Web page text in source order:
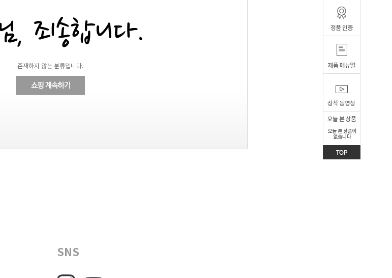
존재하지 않는 분류입니다.
SNS